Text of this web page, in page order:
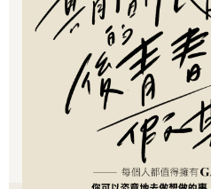
覺標籤，對照「咖啡風味輪」，
「焦糖」等風味。
關於風味，每個人的識別能力不
涉到成長記憶。
這是我跟隨許多咖啡專家到中南
之後，深深撼動內心的發現。
我的一位咖啡老師，年少時有過